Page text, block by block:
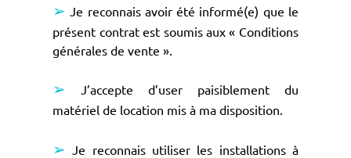
➢ Je reconnais avoir été informé(e) que le
présent contrat est soumis aux « Conditions
générales de vente ».
➢ J’accepte d’user paisiblement du
matériel de location mis à ma disposition.
➢ Je reconnais utiliser les installations à